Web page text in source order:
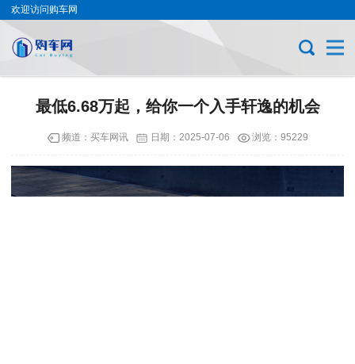
欢迎访问购车网
最低6.68万起，给你一个入手轩逸的机会
频道： 买车网讯 日期： 2025-07-06 浏览：95229